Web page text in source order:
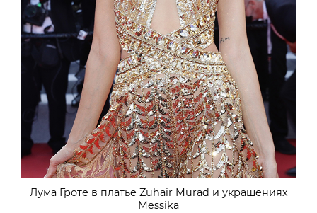
Лума Гроте в платье Zuhair Murad и украшениях
Messika